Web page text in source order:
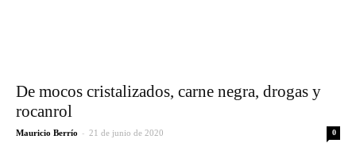
De mocos cristalizados, carne negra, drogas y
rocanrol
Mauricio Berrío - 21 de junio de 2020 0